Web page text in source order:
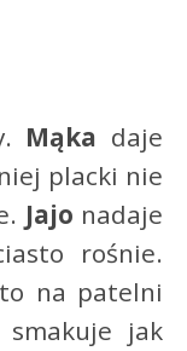
Mąka daje
placki nie
Jajo nadaje
rośnie.
na patelni
jak